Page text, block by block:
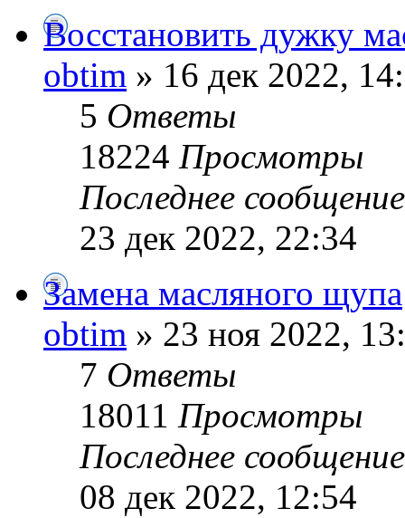
Восстановить дужку
obtim » 16 дек 2022,
5 Ответы
18224 Просмотры
Последнее
23 дек 2022, 22:34
Замена масляного щупа
obtim » 23 ноя 2022,
7 Ответы
18011 Просмотры
Последнее
08 дек 2022, 12:54